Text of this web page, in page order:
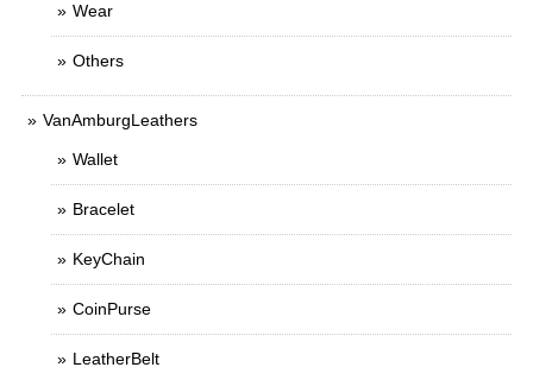
Wear
Others
VanAmburgLeathers
Wallet
Bracelet
KeyChain
CoinPurse
LeatherBelt